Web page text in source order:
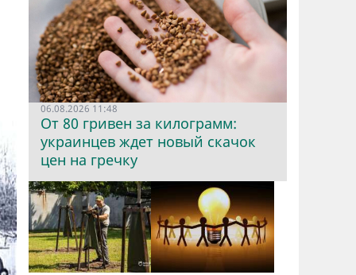
06.08.2026 11:48
От 80 гривен за килограмм:
украинцев ждет новый скачок
цен на гречку